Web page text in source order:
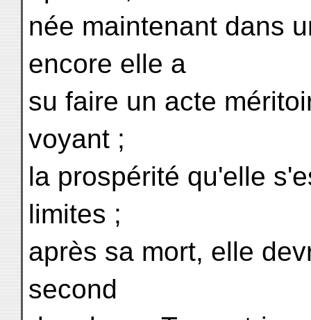
née maintenant dans
encore elle a
su faire un acte
voyant ;
la prospérité qu'elle
limites ;
après sa mort, elle
second